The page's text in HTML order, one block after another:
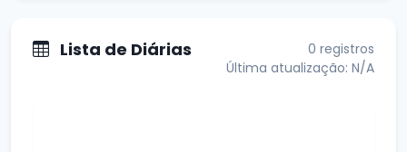
Lista de Diárias
0 registros
Última atualização: N/A